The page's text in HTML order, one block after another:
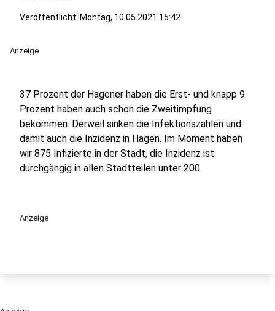
Veröffentlicht: Montag, 10.05.2021 15:42
Anzeige
37 Prozent der Hagener haben die Erst- und knapp 9
Prozent haben auch schon die Zweitimpfung
bekommen. Derweil sinken die Infektionszahlen und
damit auch die Inzidenz in Hagen. Im Moment haben
wir 875 Infizierte in der Stadt, die Inzidenz ist
durchgängig in allen Stadtteilen unter 200.
Anzeige